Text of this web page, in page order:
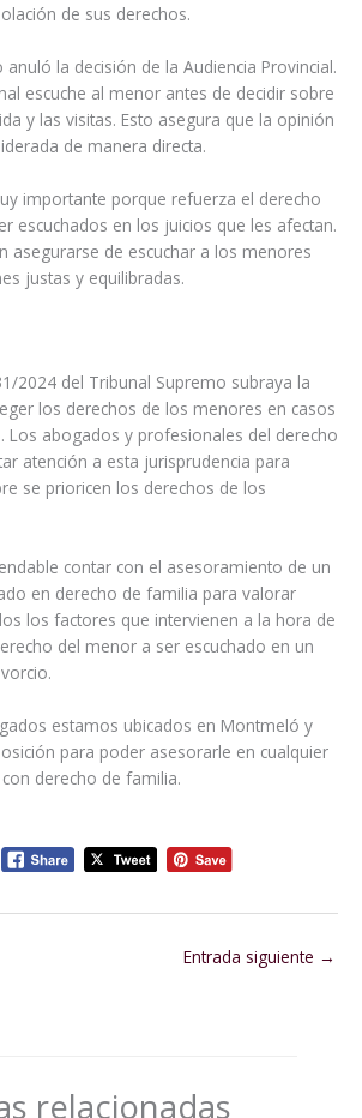
de sus derechos.
anuló la decisión de la Audiencia Provincial.
escuche al menor antes de decidir sobre
y las visitas. Esto asegura que la opinión
de manera directa.
importante porque refuerza el derecho
escuchados en los juicios que les afectan.
asegurarse de escuchar a los menores
justas y equilibradas.
2024 del Tribunal Supremo subraya la
los derechos de los menores en casos
Los abogados y profesionales del derecho
atención a esta jurisprudencia para
se prioricen los derechos de los
contar con el asesoramiento de un
en derecho de familia para valorar
los factores que intervienen a la hora de
del menor a ser escuchado en un
estamos ubicados en Montmeló y
para poder asesorarle en cualquier
derecho de familia.
Entrada siguiente →
relacionadas